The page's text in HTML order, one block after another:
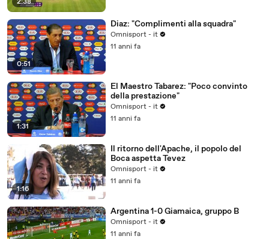
0:51
Diaz: "Complimenti alla squadra"
Omnisport - it
11 anni fa
1:31
El Maestro Tabarez: "Poco convinto
della prestazione"
Omnisport - it
11 anni fa
1:16
Il ritorno dell'Apache, il popolo del
Boca aspetta Tevez
Omnisport - it
11 anni fa
Argentina 1-0 Giamaica, gruppo B
Omnisport - it
11 anni fa